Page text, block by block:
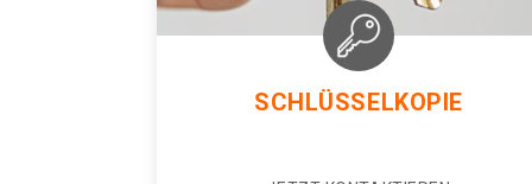
SCHLÜSSELKOPIE